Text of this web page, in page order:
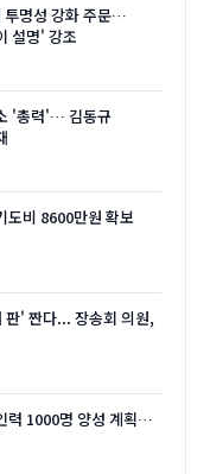
투명성 강화 주문…
설명' 강조
'총력'… 김동규
도비 8600만원 확보
판' 짠다... 장송회 의원,
력 1000명 양성 계획…